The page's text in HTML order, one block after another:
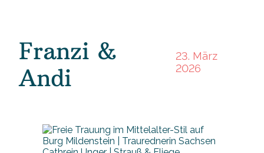
Franzi &
Andi
23. März
2026